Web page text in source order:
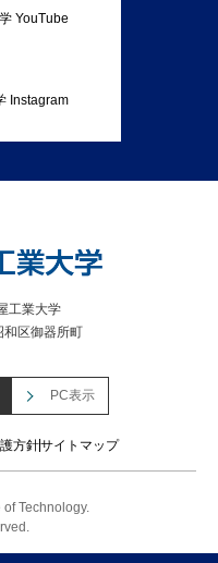
YouTube
Instagram
工業大学
区御器所町
PC表示
方針サイトマップ
Technology.